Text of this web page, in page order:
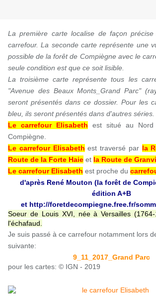
La première carte localise de façon précise
carrefour. La seconde carte représente une
possible de la forêt de Compiègne avec le
seule condition est que ce soit lisible.
La troisième carte représente tous les
"Avenue des Beaux Monts_Grand Parc"
seront présentés dans ce dossier. Pour les
bleu, ils seront présentés dans d'autres séries.
Le carrefour Elisabeth est situé au
Compiègne.
Le carrefour Elisabeth est traversé par la
Route de la Forte Haie et la Route de
Le carrefour Elisabeth est proche du
d'après René Mouton (la forêt de
édition A+B
et http://foretdecompiegne.free.fr/
Soeur de Louis XVI, née à Versailles
l'échafaud.
Je suis passé à ce carrefour notamment lors
suivante:
9_11_2017_Grand Parc
pour les cartes: © IGN - 2019